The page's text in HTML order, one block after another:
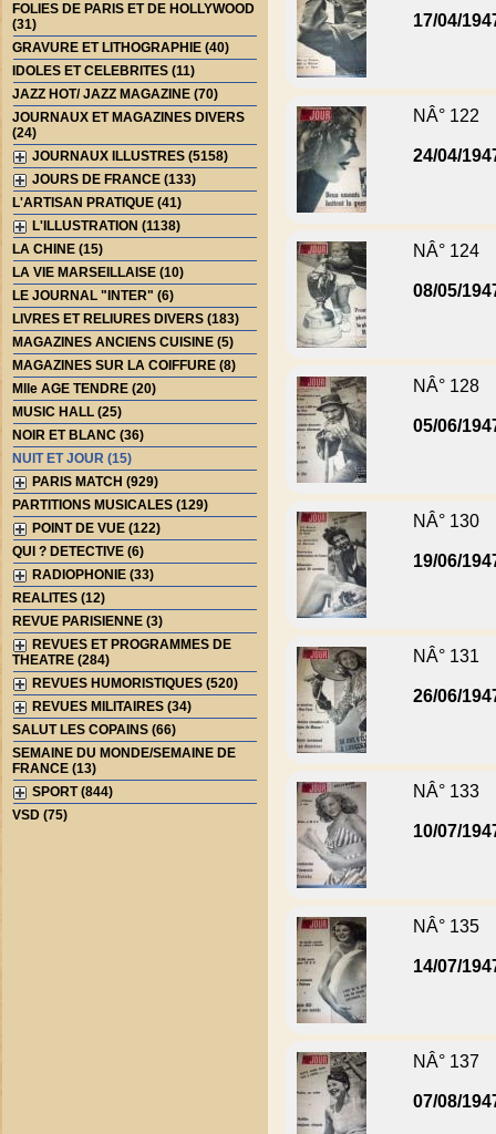
FOLIES DE PARIS ET DE HOLLYWOOD
(31)
GRAVURE ET LITHOGRAPHIE (40)
IDOLES ET CELEBRITES (11)
JAZZ HOT/ JAZZ MAGAZINE (70)
JOURNAUX ET MAGAZINES DIVERS
(24)
JOURNAUX ILLUSTRES (5158)
JOURS DE FRANCE (133)
L'ARTISAN PRATIQUE (41)
L'ILLUSTRATION (1138)
LA CHINE (15)
LA VIE MARSEILLAISE (10)
LE JOURNAL "INTER" (6)
LIVRES ET RELIURES DIVERS (183)
MAGAZINES ANCIENS CUISINE (5)
MAGAZINES SUR LA COIFFURE (8)
Mlle AGE TENDRE (20)
MUSIC HALL (25)
NOIR ET BLANC (36)
NUIT ET JOUR (15)
PARIS MATCH (929)
PARTITIONS MUSICALES (129)
POINT DE VUE (122)
QUI ? DETECTIVE (6)
RADIOPHONIE (33)
REALITES (12)
REVUE PARISIENNE (3)
REVUES ET PROGRAMMES DE
THEATRE (284)
REVUES HUMORISTIQUES (520)
REVUES MILITAIRES (34)
SALUT LES COPAINS (66)
SEMAINE DU MONDE/SEMAINE DE
FRANCE (13)
SPORT (844)
VSD (75)
17/04/
NÂ° 122
24/04/
NÂ° 124
08/05/
NÂ° 128
05/06/
NÂ° 130
19/06/
NÂ° 131
26/06/
NÂ° 133
10/07/
NÂ° 135
14/07/
NÂ° 137
07/08/